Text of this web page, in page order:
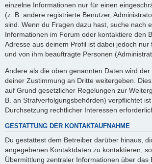
einzelne Informationen nur für einen
(z. B. andere registrierte Benutzer,
sind. Wenn du Fragen dazu hast, suche nach
Informationen im Forum oder kontaktiere den
Adresse aus deinem Profil ist dabei jedoch nur
und von ihm beauftragte Personen
Andere als die oben genannten Daten wird
deiner Zustimmung an Dritte weitergeben.
auf Grund gesetzlicher Regelungen zur
B. an Strafverfolgungsbehörden) verpflichtet
Durchsetzung rechtlicher Interessen
GESTATTUNG DER KONTAKTAUFNAHME
Du gestattest dem Betreiber darüber hinaus,
angegebenen Kontaktdaten zu kontaktieren,
Übermittlung zentraler Informationen über das